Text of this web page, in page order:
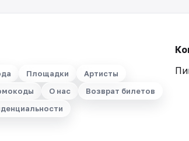
Площадки
Артисты
О нас
Возврат билетов